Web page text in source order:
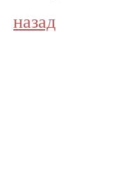
назад